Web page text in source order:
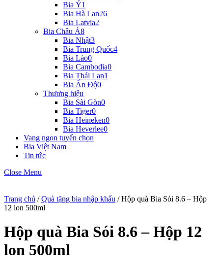
Bia Ý1
Bia Hà Lan26
Bia Latvia2
Bia Châu Á8
Bia Nhật3
Bia Trung Quốc4
Bia Lào0
Bia Cambodia0
Bia Thái Lan1
Bia Ấn Độ0
Thương hiệu
Bia Sài Gòn0
Bia Tiger0
Bia Heineken0
Bia Heverlee0
Vang ngon tuyển chọn
Bia Việt Nam
Tin tức
Close Menu
Trang chủ /Quà tặng bia nhập khẩu / Hộp quà Bia Sói 8.6 – Hộp
12 lon 500ml
Hộp quà Bia Sói 8.6 – Hộp 12
lon 500ml